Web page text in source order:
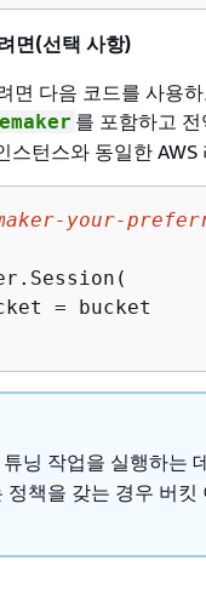
면(선택 사항)
면 다음 코드를 사용
를 포함하고
스턴스와 동일한
your-
= bucket
닝 작업을 실행하는
정책을 갖는 경우 버킷